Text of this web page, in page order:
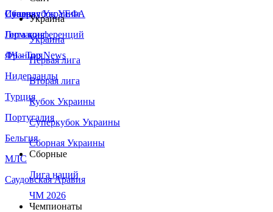
Сборная Украины
Италия
Германия
Франция
Нидерланды
Турция
Португалия
Бельгия
МЛС
Саудовская Аравия
Суперкубок УЕФА
Лига конференций
ЛЧ - Top News
Украина
Украина
Первая лига
Вторая лига
Кубок Украины
Суперкубок Украины
Сборная Украины
Сборные
Лига наций
ЧМ 2026
Чемпионаты